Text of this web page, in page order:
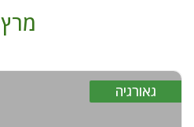
חדשות
מרץ
גאורגיה